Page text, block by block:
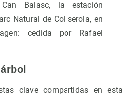
Balasc, la estación
Natural de Collserola, en
cedida por Rafael
clave compartidas en esta